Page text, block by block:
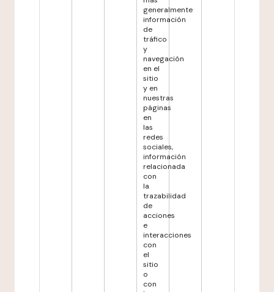
generalmente
información
de
tráfico
y
navegación
en el
sitio
y en
nuestras
páginas
en
las
redes
sociales,
información
relacionada
con
la
trazabilidad
de
acciones
e
interacciones
con
el
sitio
o
con